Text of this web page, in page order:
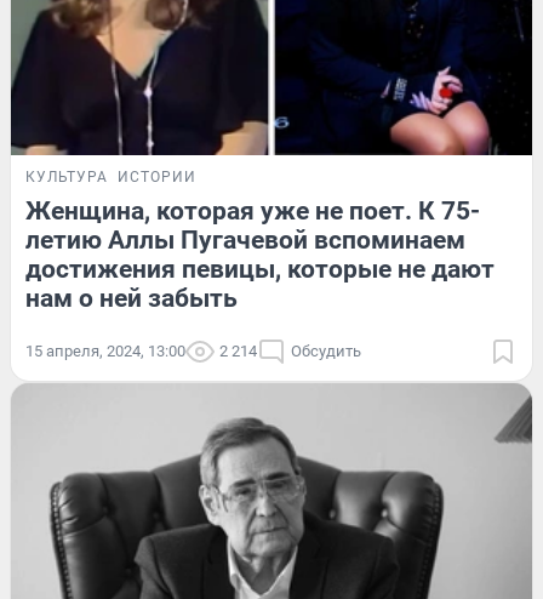
КУЛЬТУРА ИСТОРИИ
Женщина, которая уже не поет. К 75-
летию Аллы Пугачевой вспоминаем
достижения певицы, которые не дают
нам о ней забыть
15 апреля, 2024, 13:00 2 214 Обсудить